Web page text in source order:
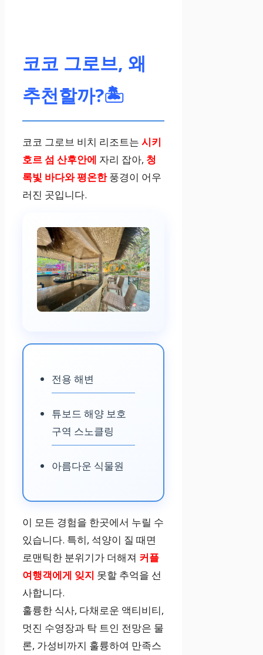
코코 그로브, 왜
추천할까?🏝️
코코 그로브 비치 리조트는 시키
호르 섬 산후안에 자리 잡아, 청
록빛 바다와 평온한풍경이 어우
러진 곳입니다.
전용 해변
튜보드 해양 보호
구역 스노클링
아름다운 식물원
이 모든 경험을 한곳에서 누릴 수
있습니다. 특히, 석양이 질 때면
로맨틱한 분위기가 더해져 커플
여행객에게 잊지 못할 추억을 선
사합니다.
훌륭한 식사, 다채로운 액티비티,
멋진 수영장과 탁 트인 전망은 물
론, 가성비까지 훌륭하여 만족스